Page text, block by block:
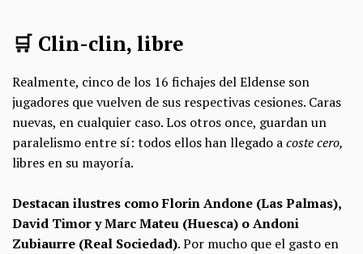
🛒 Clin-clin, libre
Realmente, cinco de los 16 fichajes del Eldense son
jugadores que vuelven de sus respectivas cesiones. Caras
nuevas, en cualquier caso. Los otros once, guardan un
paralelismo entre sí: todos ellos han llegado acoste cero,
libres en su mayoría.
Destacan ilustres como Florin Andone (Las Palmas),
David Timor y Marc Mateu (Huesca) o Andoni
Zubiaurre (Real Sociedad). Por mucho que el gasto en